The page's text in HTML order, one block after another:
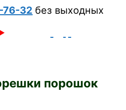
76-32 без выходных
порошок